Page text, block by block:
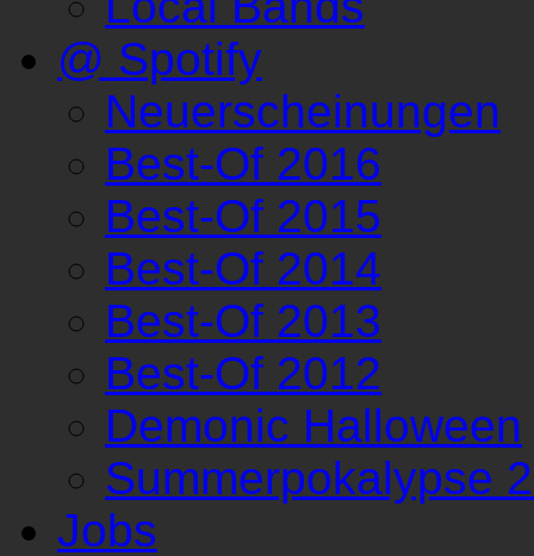
@ Spotify
Neuerscheinungen
Best-Of 2016
Best-Of 2015
Best-Of 2014
Best-Of 2013
Best-Of 2012
Demonic Halloween
Summerpokalypse
Jobs